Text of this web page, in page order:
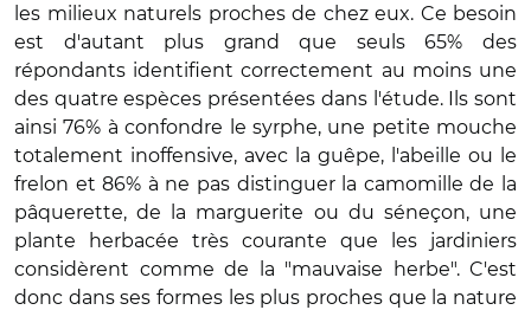
les milieux naturels proches de chez eux. Ce besoin
est d'autant plus grand que seuls 65% des
répondants identifient correctement au moins une
des quatre espèces présentées dans l'étude. Ils sont
ainsi 76% à confondre le syrphe, une petite mouche
totalement inoffensive, avec la guêpe, l'abeille ou le
frelon et 86% à ne pas distinguer la camomille de la
pâquerette, de la marguerite ou du séneçon, une
plante herbacée très courante que les jardiniers
considèrent comme de la "mauvaise herbe". C'est
donc dans ses formes les plus proches que la nature